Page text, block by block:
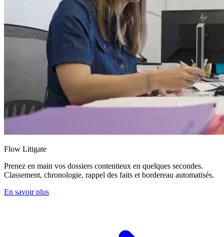
Flow Litigate
Prenez en main vos dossiers contentieux en quelques secondes.
Classement, chronologie, rappel des faits et bordereau automatisés.
En savoir plus